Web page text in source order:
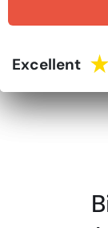
Excellent